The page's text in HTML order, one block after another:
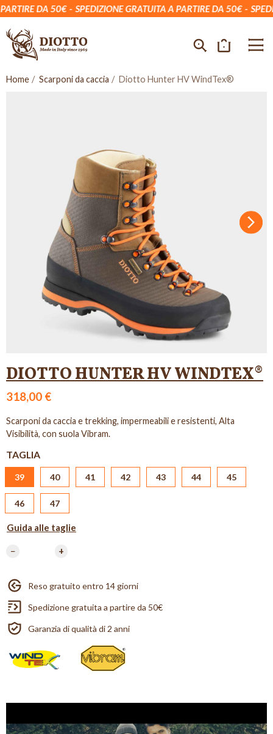
DA 50€ SPEDIZIONE GRATUITA A PARTIRE DA 50€
Home Scarponi da caccia Diotto Hunter HV WindTex®
DIOTTO HUNTER HV WINDTEX®
318,00 €
Scarponi da caccia e trekking, impermeabili e resistenti, Alta
Visibilità, con suola Vibram.
TAGLIA
39 40 41 42 43 44 45
46 47
Guida alle taglie
− +
Reso gratuito entro 14 giorni
Spedizione gratuita a partire da 50€
Garanzia di qualità di 2 anni